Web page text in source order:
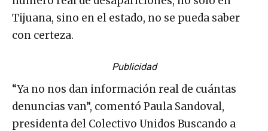
Tijuana, sino en el estado, no se pueda saber
con certeza.
Publicidad
“Ya no nos dan información real de cuántas
denuncias van”, comentó Paula Sandoval,
presidenta del Colectivo Unidos Buscando a